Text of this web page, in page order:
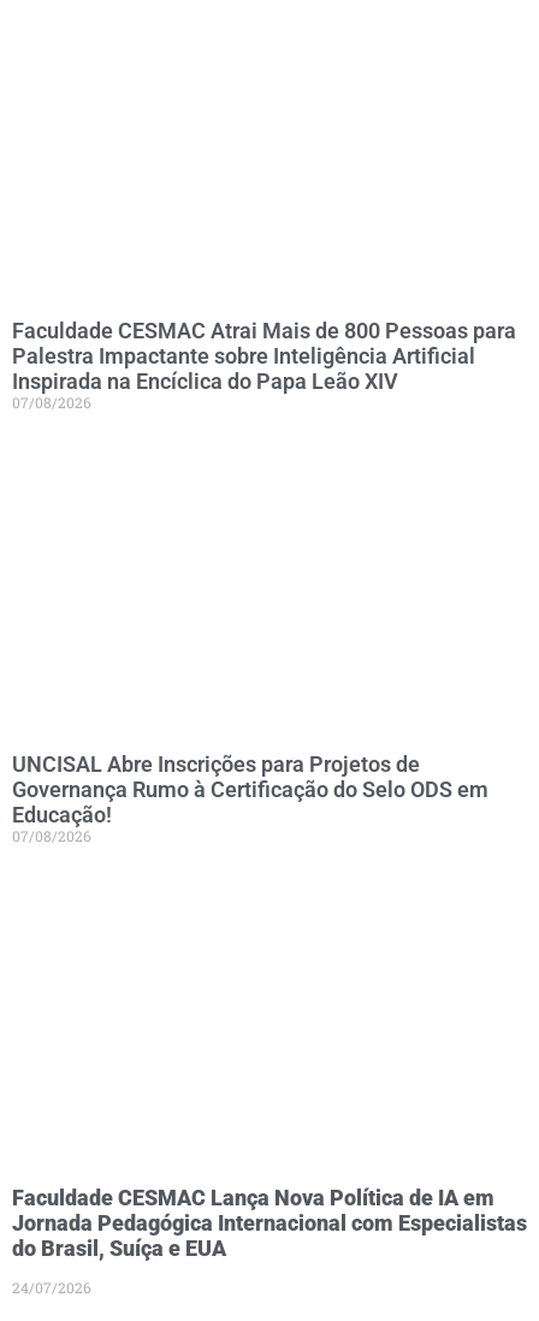
Faculdade CESMAC Atrai Mais de 800 Pessoas para
Palestra Impactante sobre Inteligência Artificial
Inspirada na Encíclica do Papa Leão XIV
07/08/2026
UNCISAL Abre Inscrições para Projetos de
Governança Rumo à Certificação do Selo ODS em
Educação!
07/08/2026
Faculdade CESMAC Lança Nova Política de IA em
Jornada Pedagógica Internacional com Especialistas
do Brasil, Suíça e EUA
24/07/2026